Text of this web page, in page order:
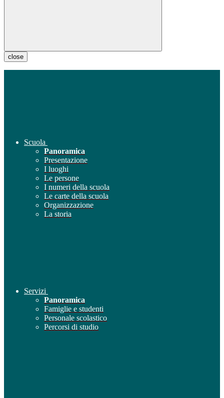
close
Scuola
Panoramica
Presentazione
I luoghi
Le persone
I numeri della scuola
Le carte della scuola
Organizzazione
La storia
Servizi
Panoramica
Famiglie e studenti
Personale scolastico
Percorsi di studio